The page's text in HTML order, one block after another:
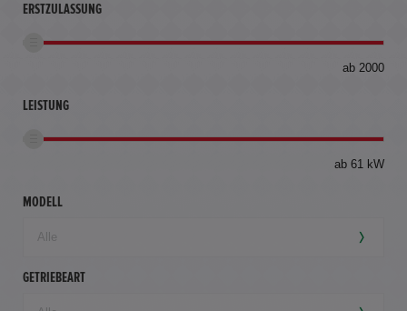
ERSTZULASSUNG
ab 2000
LEISTUNG
ab 61 kW
MODELL
GETRIEBEART